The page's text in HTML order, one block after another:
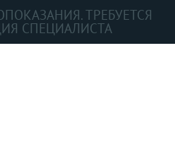
ТРЕБУЕТСЯ
СПЕЦИАЛИСТА